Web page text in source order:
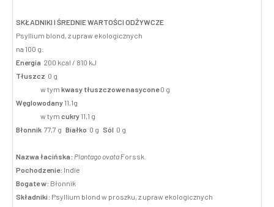
SKŁADNIKI I ŚREDNIE WARTOŚCI ODŻYWCZE
Psyllium blond, z upraw ekologicznych
na 100 g:
Energia 200 kcal / 810 kJ
Tłuszcz 0 g
w tym kwasy tłuszczowe nasycone0 g
Węglowodany 11,1g
w tym cukry 11,1 g
Błonnik 77,7 g Białko 0 g Sól 0 g
Nazwa łacińska: Plantago ovata Forssk.
Pochodzenie: Indie
Bogate w: Błonnik
Składniki: Psyllium blond w proszku, z upraw ekologicznych